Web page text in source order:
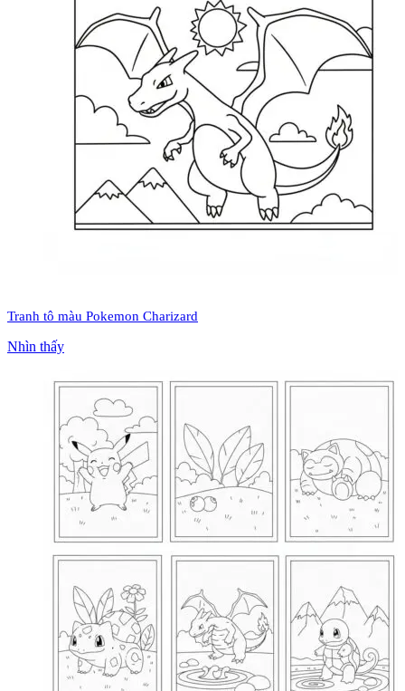
Tranh tô màu Pokemon Charizard
Nhìn thấy